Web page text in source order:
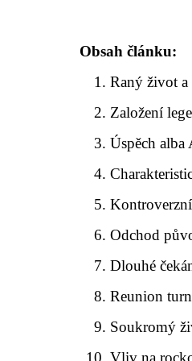
Obsah článku:
Raný život
Založení
Úspěch alba
Odchod
Dlouhé
Reunion
Soukromý
Vliv na